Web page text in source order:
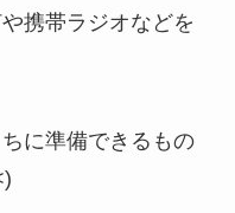
携帯ラジオなどを
に準備できるもの